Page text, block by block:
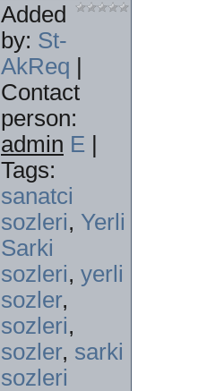
Added
by: St-
AkReq |
Contact
person:
admin E |
Tags:
sanatci
sozleri, Yerli
Sarki
sozleri, yerli
sozler,
sozleri,
sozler, sarki
sozleri